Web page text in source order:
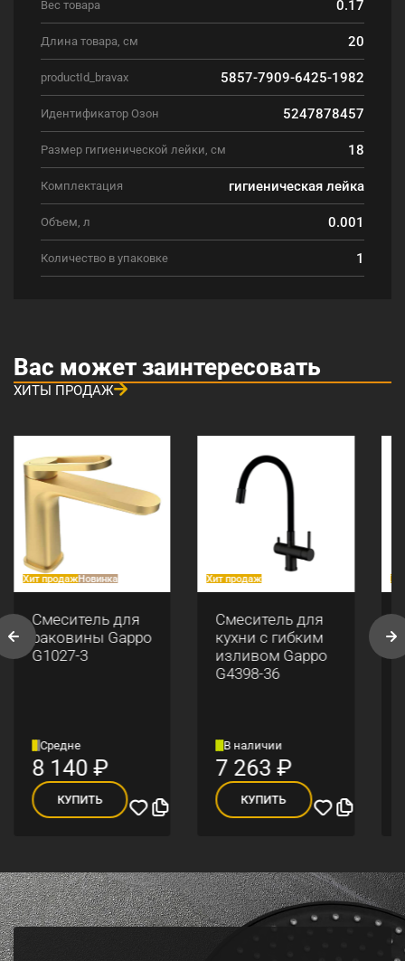
Вес товара 0.17
Длина товара, см 20
productId_bravax 5857-7909-6425-1982
Идентификатор Озон 5247878457
Размер гигиенической лейки, см 18
Комплектация гигиеническая лейка
Объем, л 0.001
Количество в упаковке 1
Вас может заинтересовать
ХИТЫ ПРОДАЖ
Хит продажНовинка
Смеситель для
раковины Gappo
G1027-3
Средне
8 140₽
КУПИТЬ
Хит продаж
Смеситель для
кухни с гибким
изливом Gappo
G4398-36
В наличии
7 263₽
КУПИТЬ